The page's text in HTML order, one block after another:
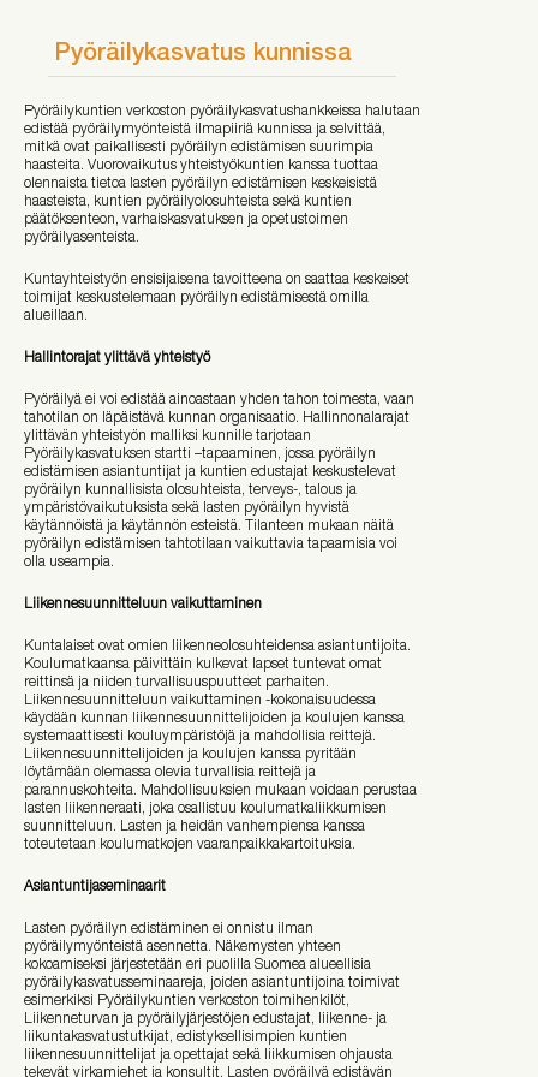
Pyöräilykasvatus kunnissa
Pyöräilykuntien verkoston pyöräilykasvatushankkeissa halutaan
edistää pyöräilymyönteistä ilmapiiriä kunnissa ja selvittää,
mitkä ovat paikallisesti pyöräilyn edistämisen suurimpia
haasteita. Vuorovaikutus yhteistyökuntien kanssa tuottaa
olennaista tietoa lasten pyöräilyn edistämisen keskeisistä
haasteista, kuntien pyöräilyolosuhteista sekä kuntien
päätöksenteon, varhaiskasvatuksen ja opetustoimen
pyöräilyasenteista.
Kuntayhteistyön ensisijaisena tavoitteena on saattaa keskeiset
toimijat keskustelemaan pyöräilyn edistämisestä omilla
alueillaan.
Hallintorajat ylittävä yhteistyö
Pyöräilyä ei voi edistää ainoastaan yhden tahon toimesta, vaan
tahotilan on läpäistävä kunnan organisaatio. Hallinnonalarajat
ylittävän yhteistyön malliksi kunnille tarjotaan
Pyöräilykasvatuksen startti –tapaaminen, jossa pyöräilyn
edistämisen asiantuntijat ja kuntien edustajat keskustelevat
pyöräilyn kunnallisista olosuhteista, terveys-, talous ja
ympäristövaikutuksista sekä lasten pyöräilyn hyvistä
käytännöistä ja käytännön esteistä. Tilanteen mukaan näitä
pyöräilyn edistämisen tahtotilaan vaikuttavia tapaamisia voi
olla useampia.
Liikennesuunnitteluun vaikuttaminen
Kuntalaiset ovat omien liikenneolosuhteidensa asiantuntijoita.
Koulumatkaansa päivittäin kulkevat lapset tuntevat omat
reittinsä ja niiden turvallisuuspuutteet parhaiten.
Liikennesuunnitteluun vaikuttaminen -kokonaisuudessa
käydään kunnan liikennesuunnittelijoiden ja koulujen kanssa
systemaattisesti kouluympäristöjä ja mahdollisia reittejä.
Liikennesuunnittelijoiden ja koulujen kanssa pyritään
löytämään olemassa olevia turvallisia reittejä ja
parannuskohteita. Mahdollisuuksien mukaan voidaan perustaa
lasten liikenneraati, joka osallistuu koulumatkaliikkumisen
suunnitteluun. Lasten ja heidän vanhempiensa kanssa
toteutetaan koulumatkojen vaaranpaikkakartoituksia.
Asiantuntijaseminaarit
Lasten pyöräilyn edistäminen ei onnistu ilman
pyöräilymyönteistä asennetta. Näkemysten yhteen
kokoamiseksi järjestetään eri puolilla Suomea alueellisia
pyöräilykasvatusseminaareja, joiden asiantuntijoina toimivat
esimerkiksi Pyöräilykuntien verkoston toimihenkilöt,
Liikenneturvan ja pyöräilyjärjestöjen edustajat, liikenne- ja
liikuntakasvatustutkijat, edistyksellisimpien kuntien
liikennesuunnittelijat ja opettajat sekä liikkumisen ohjausta
tekevät virkamiehet ja konsultit. Lasten pyöräilyä edistävän